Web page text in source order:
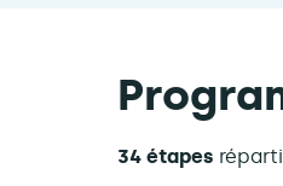
34 étapes